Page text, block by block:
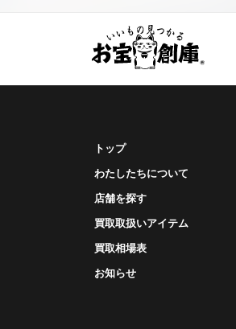
トップ
わたしたちについて
店舗を探す
買取取扱いアイテム
買取相場表
お知らせ